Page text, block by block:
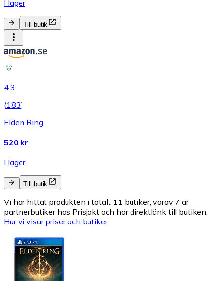
I lager
Till butik
4.3
(183)
Elden Ring
520 kr
I lager
Till butik
Vi har hittat produkten i totalt 11 butiker, varav 7 är
partnerbutiker hos Prisjakt och har direktlänk till butiken.
Hur vi visar priser och butiker.